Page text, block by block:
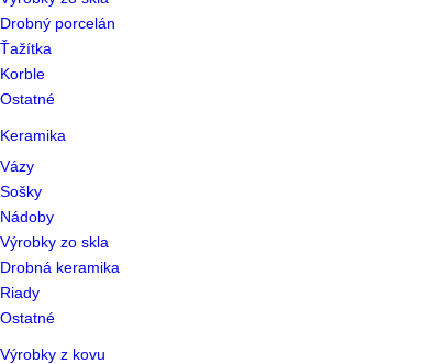
Drobný porcelán
Ťažítka
Korble
Ostatné
Keramika
Vázy
Sošky
Nádoby
Výrobky zo skla
Drobná keramika
Riady
Ostatné
Výrobky z kovu